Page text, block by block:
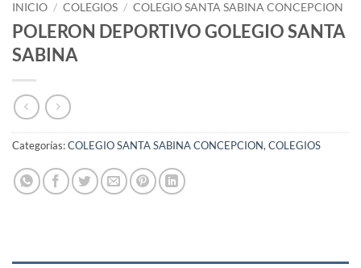
INICIO / COLEGIOS / COLEGIO SANTA SABINA CONCEPCION
POLERON DEPORTIVO GOLEGIO SANTA
SABINA
Categorías:COLEGIO SANTA SABINA CONCEPCION,COLEGIOS